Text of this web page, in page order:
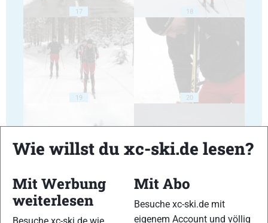
17 18
19 20
21 22
Wie willst du xc-ski.de lesen?
Mit Werbung
weiterlesen
Mit Abo
Besuche xc-ski.de mit
eigenem Account und völlig